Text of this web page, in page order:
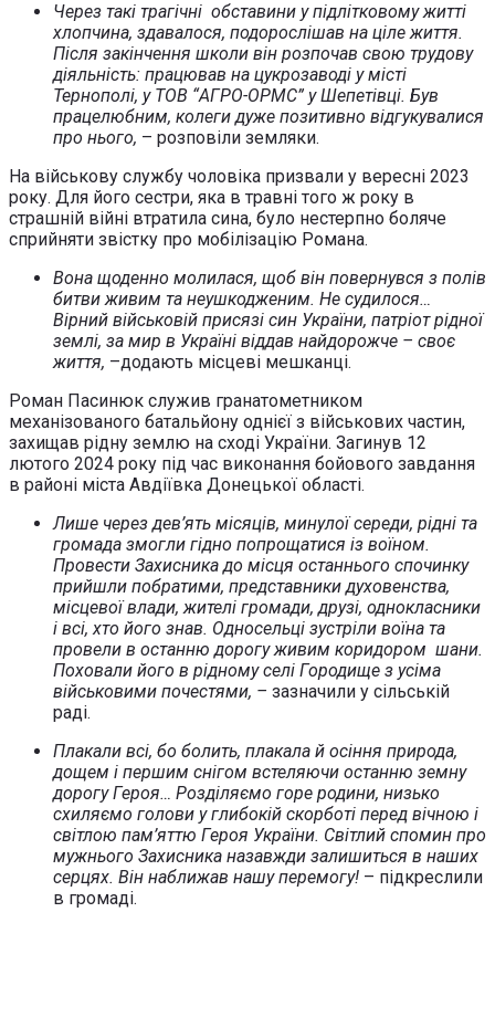
Через такі трагічні обставини у підлітковому житті
хлопчина, здавалося, подорослішав на ціле життя.
Після закінчення школи він розпочав свою трудову
діяльність: працював на цукрозаводі у місті
Тернополі, у ТОВ “АГРО-ОРМС” у Шепетівці. Був
працелюбним, колеги дуже позитивно відгукувалися
про нього, – розповіли земляки.
На військову службу чоловіка призвали у вересні 2023
року. Для його сестри, яка в травні того ж року в
страшній війні втратила сина, було нестерпно боляче
сприйняти звістку про мобілізацію Романа.
Вона щоденно молилася, щоб він повернувся з полів
битви живим та неушкодженим. Не судилося…
Вірний військовій присязі син України, патріот рідної
землі, за мир в Україні віддав найдорожче – своє
життя, –додають місцеві мешканці.
Роман Пасинюк служив гранатометником
механізованого батальйону однієї з військових частин,
захищав рідну землю на сході України. Загинув 12
лютого 2024 року під час виконання бойового завдання
в районі міста Авдіївка Донецької області.
Лише через дев’ять місяців, минулої середи, рідні та
громада змогли гідно попрощатися із воїном.
Провести Захисника до місця останнього спочинку
прийшли побратими, представники духовенства,
місцевої влади, жителі громади, друзі, однокласники
і всі, хто його знав. Односельці зустріли воїна та
провели в останню дорогу живим коридором шани.
Поховали його в рідному селі Городище з усіма
військовими почестями, – зазначили у сільській
раді.
Плакали всі, бо болить, плакала й осіння природа,
дощем і першим снігом встеляючи останню земну
дорогу Героя… Розділяємо горе родини, низько
схиляємо голови у глибокій скорботі перед вічною і
світлою пам’яттю Героя України. Світлий спомин про
мужнього Захисника назавжди залишиться в наших
серцях. Він наближав нашу перемогу! – підкреслили
в громаді.